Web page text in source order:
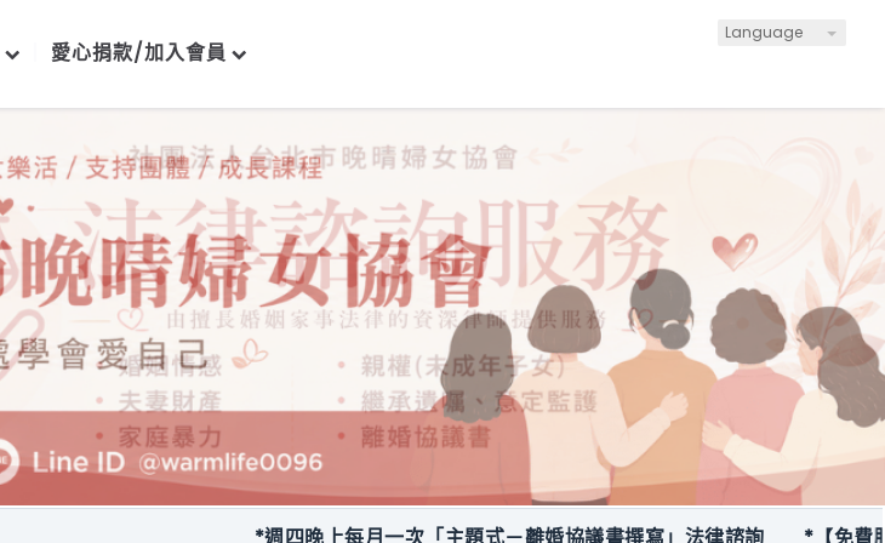
Language
愛心捐款/加入會員
*週四晚上每月一次「主題式－離婚協議書撰寫」法律諮詢 *【免費服務】